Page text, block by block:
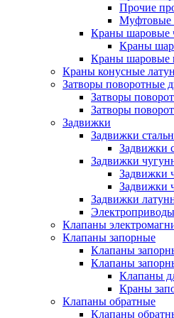
Прочие
Муфтовые
Краны шаровые
Краны
Краны шаровые
Краны конусные
Затворы поворотные
Затворы
Затворы
Задвижки
Задвижки
Задвижки
Задвижки
Задвижки
Задвижки
Задвижки
Клапаны
Клапаны запорные
Клапаны
Клапаны
Клапаны
Краны
Клапаны обратные
Клапаны